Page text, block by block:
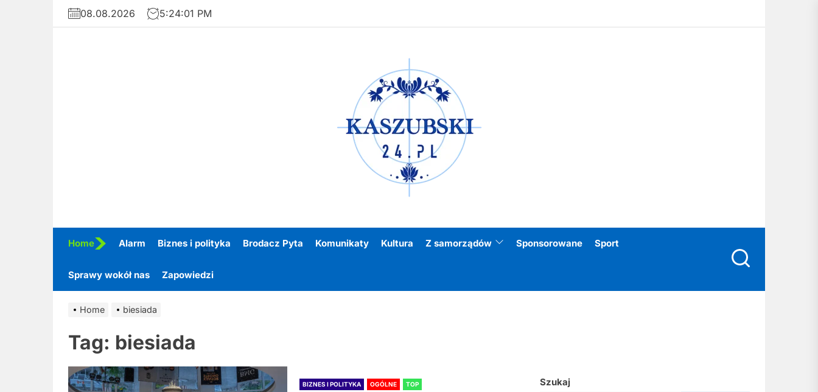
Skip
08.08.2026 5:24:02 PM
Home Alarm Biznes i polityka Brodacz Pyta Komunikaty Kultura Z samorządów Sponsorowane Sport
Sprawy wokół nas Zapowiedzi
Home biesiada
Tag: biesiada
BIZNES I POLITYKA OGÓLNE TOP Szukaj